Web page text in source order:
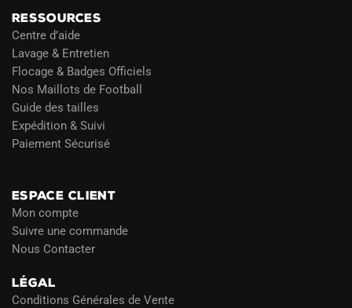
RESSOURCES
Centre d’aide
Lavage & Entretien
Flocage & Badges Officiels
Nos Maillots de Football
Guide des tailles
Expédition & Suivi
Paiement Sécurisé
ESPACE CLIENT
Mon compte
Suivre une commande
Nous Contacter
LÉGAL
Conditions Générales de Vente